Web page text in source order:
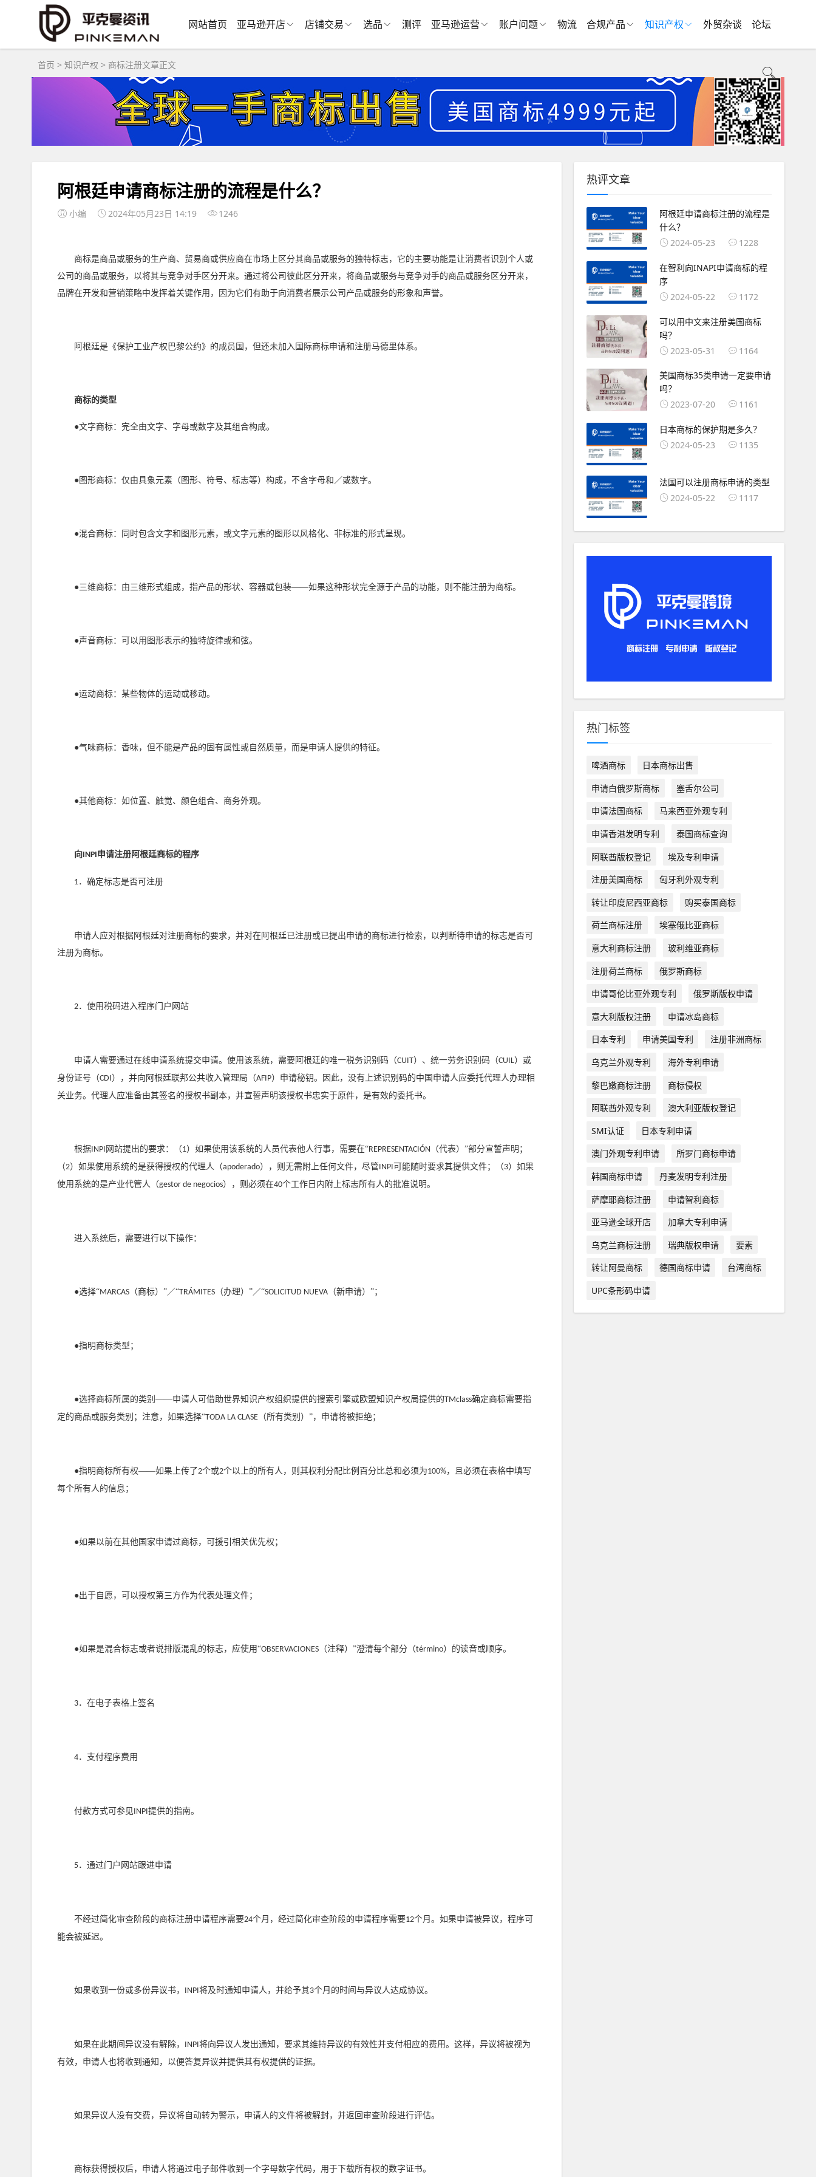
网站首页 亚马逊开店 店铺交易 选品 测评 亚马逊运营 账户问题 物流 合规产品 知识产权 外贸杂谈 论坛
首页 > 知识产权 > 商标注册文章正文
阿根廷申请商标注册的流程是什么？
小编 2024年05月23日 14:19 1246
商标是商品或服务的生产商、贸易商或供应商在市场上区分其商品或服务的独特标志，它的主要功能是让消费者识别个人或
公司的商品或服务，以将其与竞争对手区分开来。通过将公司彼此区分开来，将商品或服务与竞争对手的商品或服务区分开来，
品牌在开发和营销策略中发挥着关键作用，因为它们有助于向消费者展示公司产品或服务的形象和声誉。
阿根廷是《保护工业产权巴黎公约》的成员国，但还未加入国际商标申请和注册马德里体系。
商标的类型
●文字商标：完全由文字、字母或数字及其组合构成。
●图形商标：仅由具象元素（图形、符号、标志等）构成，不含字母和／或数字。
●混合商标：同时包含文字和图形元素，或文字元素的图形以风格化、非标准的形式呈现。
●三维商标：由三维形式组成，指产品的形状、容器或包装——如果这种形状完全源于产品的功能，则不能注册为商标。
●声音商标：可以用图形表示的独特旋律或和弦。
●运动商标：某些物体的运动或移动。
●气味商标：香味，但不能是产品的固有属性或自然质量，而是申请人提供的特征。
●其他商标：如位置、触觉、颜色组合、商务外观。
向INPI申请注册阿根廷商标的程序
1．确定标志是否可注册
申请人应对根据阿根廷对注册商标的要求，并对在阿根廷已注册或已提出申请的商标进行检索，以判断待申请的标志是否可
注册为商标。
2．使用税码进入程序门户网站
申请人需要通过在线申请系统提交申请。使用该系统，需要阿根廷的唯一税务识别码（CUIT）、统一劳务识别码（CUIL）或
身份证号（CDI），并向阿根廷联邦公共收入管理局（AFIP）申请秘钥。因此，没有上述识别码的中国申请人应委托代理人办理相
关业务。代理人应准备由其签名的授权书副本，并宣誓声明该授权书忠实于原件，是有效的委托书。
根据INPI 网站提出的要求：（1）如果使用该系统的人员代表他人行事，需要在“REPRESENTACIÓN （代表）”部分宣誓声明；
（2）如果使用系统的是获得授权的代理人（apoderado），则无需附上任何文件，尽管INPI 可能随时要求其提供文件；（3）如果
使用系统的是产业代管人（gestor de negocios），则必须在40个工作日内附上标志所有人的批准说明。
进入系统后，需要进行以下操作：
●选择“MARCAS （商标）”／“TRÁMITES （办理）”／“SOLICITUD NUEVA （新申请）”；
●指明商标类型；
●选择商标所属的类别——申请人可借助世界知识产权组织提供的搜索引擎或欧盟知识产权局提供的TMclass确定商标需要指
定的商品或服务类别；注意，如果选择“TODA LA CLASE （所有类别）”，申请将被拒绝；
●指明商标所有权——如果上传了2个或2个以上的所有人，则其权利分配比例百分比总和必须为100%，且必须在表格中填写
每个所有人的信息；
●如果以前在其他国家申请过商标，可援引相关优先权；
●出于自愿，可以授权第三方作为代表处理文件；
●如果是混合标志或者说排版混乱的标志，应使用“OBSERVACIONES （注释）”澄清每个部分（término）的读音或顺序。
3．在电子表格上签名
4．支付程序费用
付款方式可参见INPI提供的指南。
5．通过门户网站跟进申请
不经过简化审查阶段的商标注册申请程序需要24个月，经过简化审查阶段的申请程序需要12个月。如果申请被异议，程序可
能会被延迟。
如果收到一份或多份异议书， INPI将及时通知申请人，并给予其3个月的时间与异议人达成协议。
如果在此期间异议没有解除， INPI将向异议人发出通知，要求其维持异议的有效性并支付相应的费用。这样，异议将被视为
有效，申请人也将收到通知，以便答复异议并提供其有权提供的证据。
如果异议人没有交费，异议将自动转为警示，申请人的文件将被解封，并返回审查阶段进行评估。
商标获得授权后，申请人将通过电子邮件收到一个字母数字代码，用于下载所有权的数字证书。
热评文章
阿根廷申请商标注册的流程是
什么？
2024-05-23
1228
在智利向INAPI申请商标的程
序
2024-05-22
1172
可以用中文来注册美国商标
吗？
2023-05-31
1164
美国商标35类申请一定要申请
吗？
2023-07-20
1161
日本商标的保护期是多久？
2024-05-23
1135
法国可以注册商标申请的类型
2024-05-22
1117
热门标签
啤酒商标
日本商标出售
申请白俄罗斯商标
塞舌尔公司
申请法国商标
马来西亚外观专利
申请香港发明专利
泰国商标查询
阿联酋版权登记
埃及专利申请
注册美国商标
匈牙利外观专利
转让印度尼西亚商标
购买泰国商标
荷兰商标注册
埃塞俄比亚商标
意大利商标注册
玻利维亚商标
注册荷兰商标
俄罗斯商标
申请哥伦比亚外观专利
俄罗斯版权申请
意大利版权注册
申请冰岛商标
日本专利
申请美国专利
注册非洲商标
乌克兰外观专利
海外专利申请
黎巴嫩商标注册
商标侵权
阿联酋外观专利
澳大利亚版权登记
SMI认证
日本专利申请
澳门外观专利申请
所罗门商标申请
韩国商标申请
丹麦发明专利注册
萨摩耶商标注册
申请智利商标
亚马逊全球开店
加拿大专利申请
乌克兰商标注册
瑞典版权申请
要素
转让阿曼商标
德国商标申请
台湾商标
UPC条形码申请